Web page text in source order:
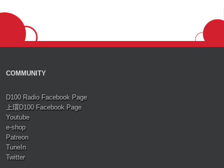
COMMUNITY
D100 Radio Facebook Page
上環D100 Facebook Page
Youtube
e-shop
Patreon
TuneIn
Twitter